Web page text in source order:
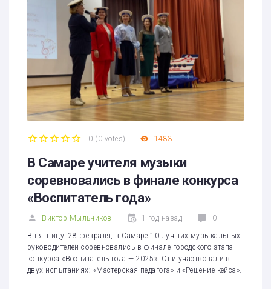
0 ( 0 votes) 1483
В Самаре учителя музыки
соревновались в финале конкурса
«Воспитатель года»
Виктор Мыльников 1 год назад 0
В пятницу, 28 февраля, в Самаре 10 лучших музыкальных
руководителей соревновались в финале городского этапа
конкурса «Воспитатель года — 2025». Они участвовали в
двух испытаниях: «Мастерская педагога» и «Решение кейса».
…